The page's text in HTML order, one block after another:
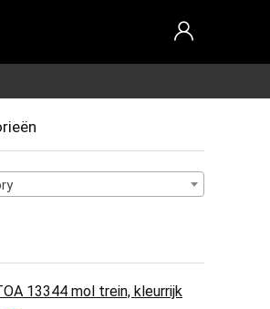
13344 mol trein, kleurrijk